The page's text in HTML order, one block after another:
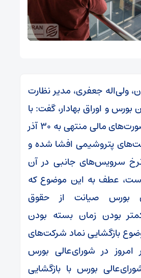
ولی‌اله جعفری،‌ مدیر نظارت
بورس و اوراق بهادار، گفت: با
توجه به این‌که صورت‌های مالی منتهی به ۳۰ آذر
پتروشیمی افشا شده و
نرخ سرویس‌های جانبی در آن
عطف به این موضوع که
بورس صیانت از حقوق
بودن زمان بسته بودن
بازگشایی نماد شرکت‌های
در شورای‌عالی بورس
بورس با بازگشایی